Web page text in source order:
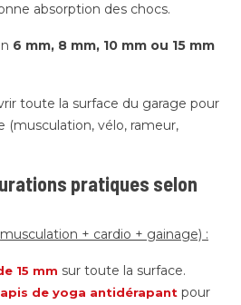
absorption des chocs.
6 mm, 8 mm, 10 mm ou 15 mm
toute la surface du garage pour
(musculation, vélo, rameur,
pratiques selon
+ cardio + gainage) :
15 mm sur toute la surface.
de yoga antidérapant pour